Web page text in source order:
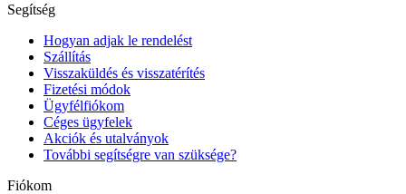
Segítség
Hogyan adjak le rendelést
Szállítás
Visszaküldés és visszatérítés
Fizetési módok
Ügyfélfiókom
Céges ügyfelek
Akciók és utalványok
További segítségre van szüksége?
Fiókom